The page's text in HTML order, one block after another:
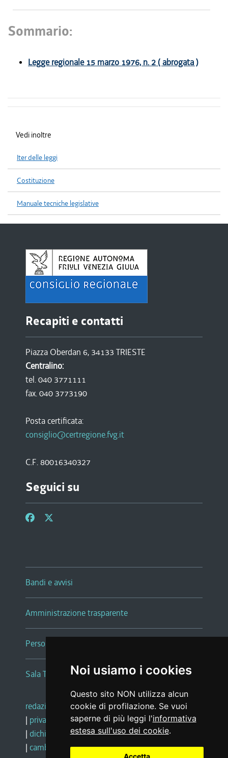
Noi usiamo i cookies
Questo sito NON utilizza alcun
cookie di profilazione. Se vuoi
saperne di più leggi l'informativa
estesa sull'uso dei cookie.
Accetta
Sommario:
Legge regionale 15 marzo 1976, n. 2 ( abrogata )
Vedi inoltre
Iter delle leggi
Costituzione
Manuale tecniche legislative
Recapiti e contatti
Piazza Oberdan 6, 34133 TRIESTE
Centralino:
tel. 040 3771111
fax. 040 3773190
Posta certificata:
consiglio@certregione.fvg.it
C.F. 80016340327
Seguici su
Bandi e avvisi
Amministrazione trasparente
Persone e Uffici
Sala Tiziano Tessitori
redazione web |note legali |glossario
| privacy
social media policy
| dichiarazione di accessibilità |feedback
| cambio preferenze cookie